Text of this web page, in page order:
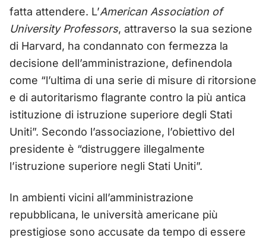
fatta attendere. L’American Association of
University Professors, attraverso la sua sezione
di Harvard, ha condannato con fermezza la
decisione dell’amministrazione, definendola
come “l’ultima di una serie di misure di ritorsione
e di autoritarismo flagrante contro la più antica
istituzione di istruzione superiore degli Stati
Uniti”. Secondo l’associazione, l’obiettivo del
presidente è “distruggere illegalmente
l’istruzione superiore negli Stati Uniti”.
In ambienti vicini all’amministrazione
repubblicana, le università americane più
prestigiose sono accusate da tempo di essere